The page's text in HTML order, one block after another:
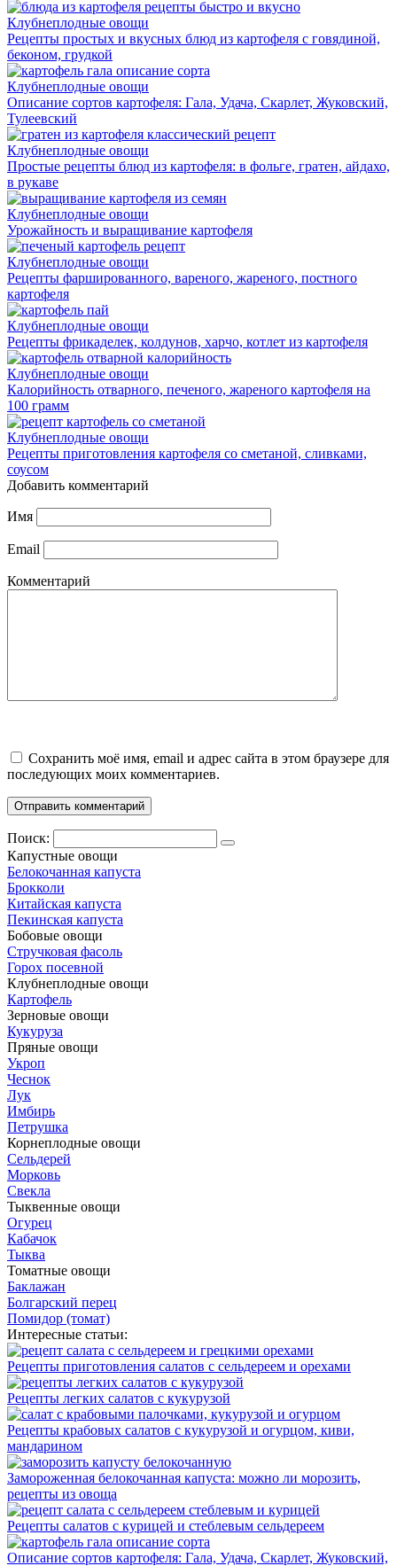
Клубнеплодные овощи
Рецепты простых и вкусных блюд из картофеля с говядиной,
беконом, грудкой
Клубнеплодные овощи
Описание сортов картофеля: Гала, Удача, Скарлет, Жуковский,
Тулеевский
Клубнеплодные овощи
Простые рецепты блюд из картофеля: в фольге, гратен, айдахо,
в рукаве
Клубнеплодные овощи
Урожайность и выращивание картофеля
Клубнеплодные овощи
Рецепты фаршированного, вареного, жареного, постного
картофеля
Клубнеплодные овощи
Рецепты фрикаделек, колдунов, харчо, котлет из картофеля
Клубнеплодные овощи
Калорийность отварного, печеного, жареного картофеля на
100 грамм
Клубнеплодные овощи
Рецепты приготовления картофеля со сметаной, сливками,
соусом
Добавить комментарий
Имя
Email
Комментарий
Сохранить моё имя, email и адрес сайта в этом браузере для
последующих моих комментариев.
Поиск:
Капустные овощи
Белокочанная капуста
Брокколи
Китайская капуста
Пекинская капуста
Бобовые овощи
Стручковая фасоль
Горох посевной
Клубнеплодные овощи
Картофель
Зерновые овощи
Кукуруза
Пряные овощи
Укроп
Чеснок
Лук
Имбирь
Петрушка
Корнеплодные овощи
Сельдерей
Морковь
Свекла
Тыквенные овощи
Огурец
Кабачок
Тыква
Томатные овощи
Баклажан
Болгарский перец
Помидор (томат)
Интересные статьи:
Рецепты приготовления салатов с сельдереем и орехами
Рецепты легких салатов с кукурузой
Рецепты крабовых салатов с кукурузой и огурцом, киви,
мандарином
Замороженная белокочанная капуста: можно ли морозить,
рецепты из овоща
Рецепты салатов с курицей и стеблевым сельдереем
Описание сортов картофеля: Гала, Удача, Скарлет, Жуковский,